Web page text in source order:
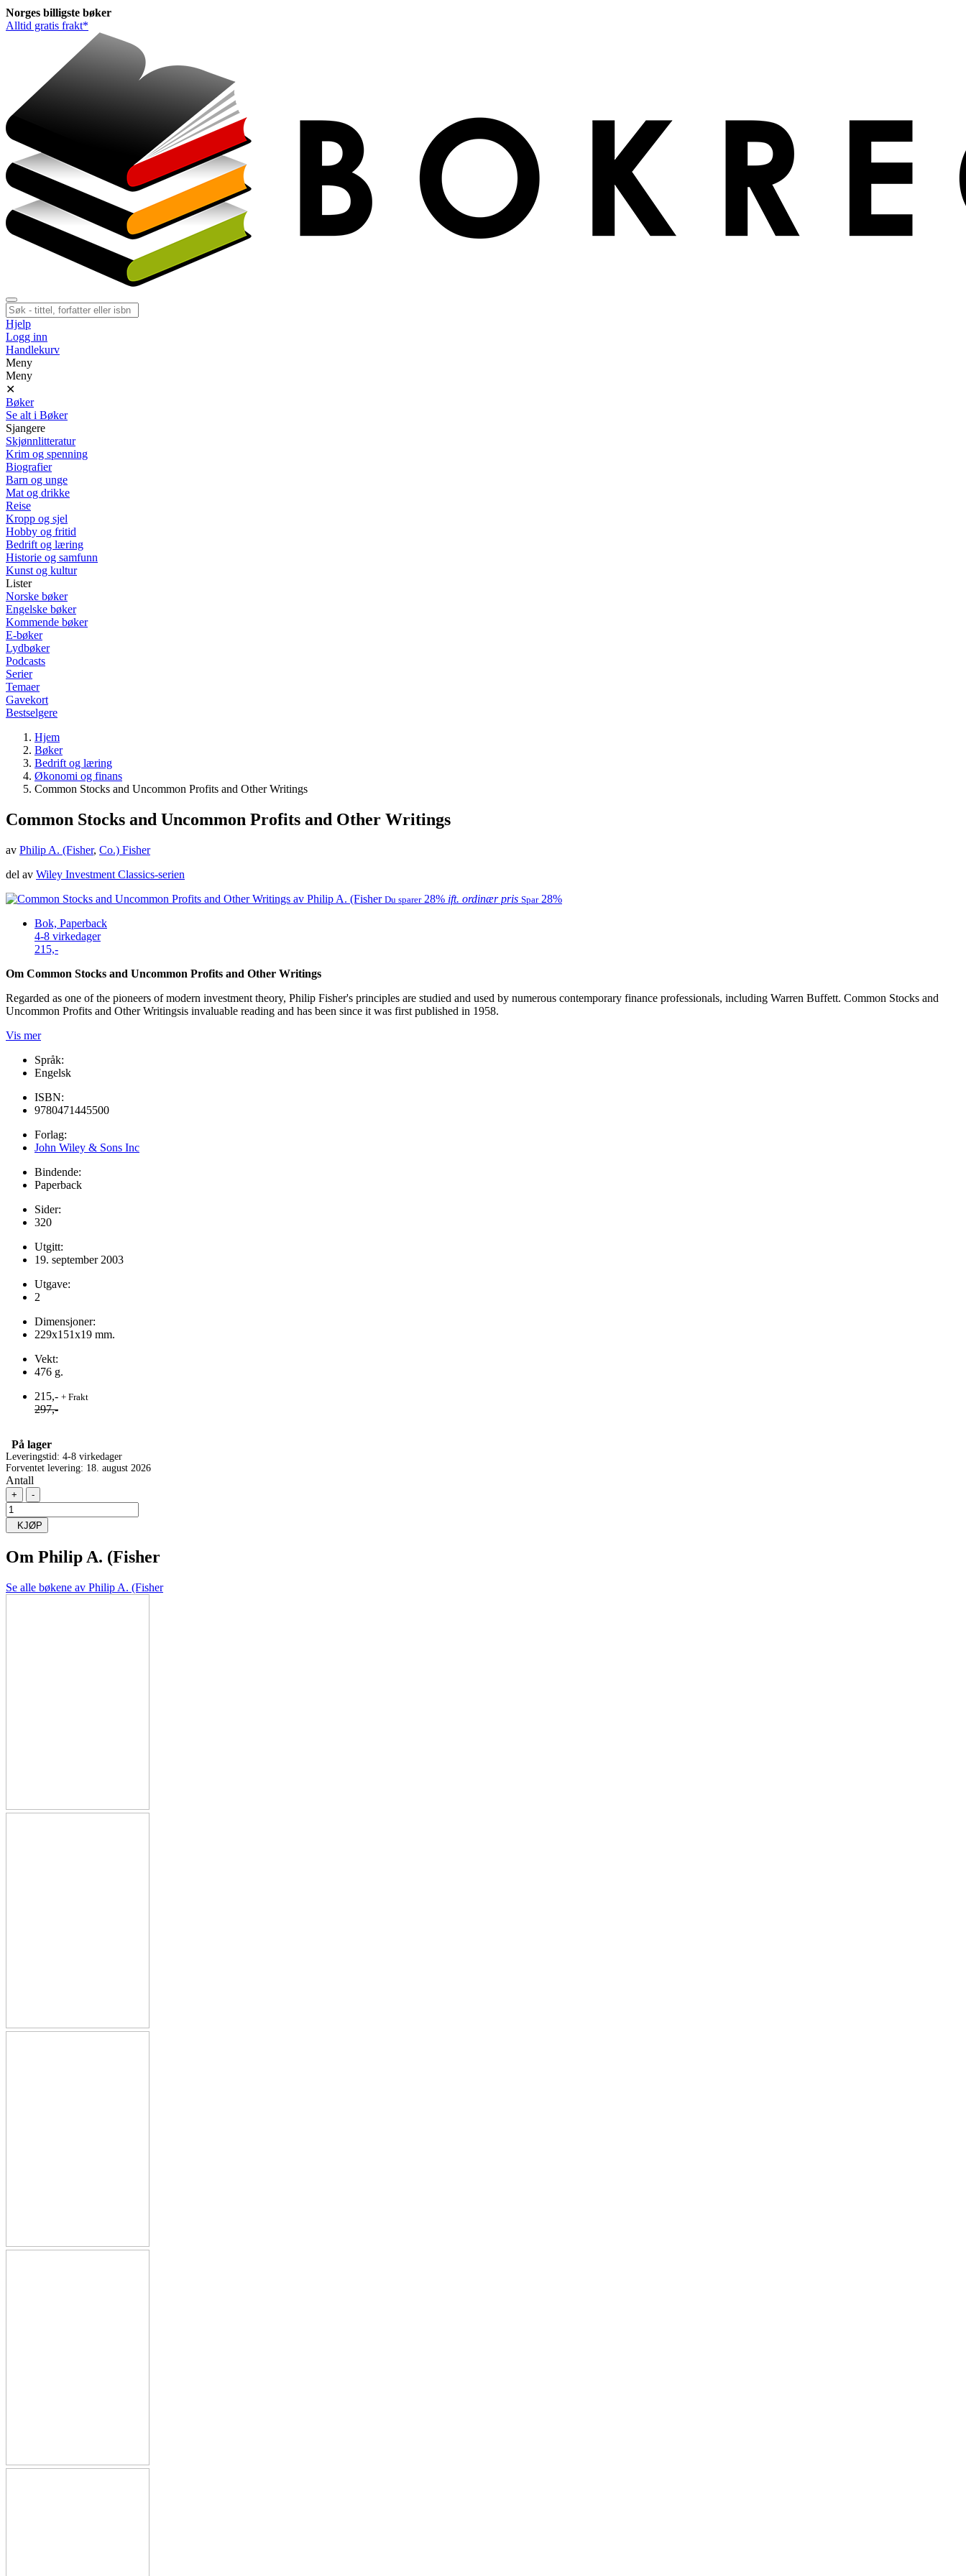
Norges billigste bøker
Alltid gratis frakt*
Hjelp
Logg inn
Handlekurv
Meny
Meny
✕
Bøker
Se alt i Bøker
Sjangere
Skjønnlitteratur
Krim og spenning
Biografier
Barn og unge
Mat og drikke
Reise
Kropp og sjel
Hobby og fritid
Bedrift og læring
Historie og samfunn
Kunst og kultur
Lister
Norske bøker
Engelske bøker
Kommende bøker
E-bøker
Lydbøker
Podcasts
Serier
Temaer
Gavekort
Bestselgere
Hjem
Bøker
Bedrift og læring
Økonomi og finans
Common Stocks and Uncommon Profits and Other Writings
Common Stocks and Uncommon Profits and Other Writings
av Philip A. (Fisher, Co.) Fisher
del av Wiley Investment Classics-serien
Du sparer 28% ift. ordinær pris Spar 28%
Bok, Paperback
4-8 virkedager
215,-
Om Common Stocks and Uncommon Profits and Other Writings
Regarded as one of the pioneers of modern investment theory, Philip Fisher's principles are studied and used by numerous contemporary finance professionals, including Warren Buffett. Common Stocks and
Uncommon Profits and Other Writingsis invaluable reading and has been since it was first published in 1958.
Vis mer
Språk:
Engelsk
ISBN:
9780471445500
Forlag:
John Wiley & Sons Inc
Bindende:
Paperback
Sider:
320
Utgitt:
19. september 2003
Utgave:
2
Dimensjoner:
229x151x19 mm.
Vekt:
476 g.
215,- + Frakt
297,-
På lager
Leveringstid: 4-8 virkedager
Forventet levering: 18. august 2026
Antall
+ -
KJØP
Om Philip A. (Fisher
Se alle bøkene av Philip A. (Fisher